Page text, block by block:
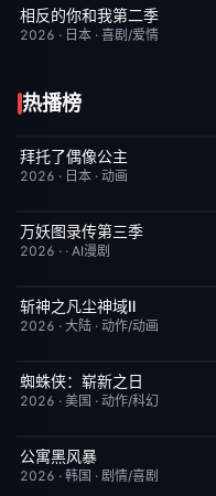
更新至第06集
相反的你和我第二季
2026 · 日本 · 喜剧/爱情
热播榜
更新至第19集
拜托了偶像公主
2026 · 日本 · 动画
完结
万妖图录传第三季
2026 · · AI漫剧
更新至第09集
斩神之凡尘神域Ⅱ
2026 · 大陆 · 动作/动画
TC中字
蜘蛛侠：崭新之日
2026 · 美国 · 动作/科幻
更新至第09集
公寓黑风暴
2026 · 韩国 · 剧情/喜剧